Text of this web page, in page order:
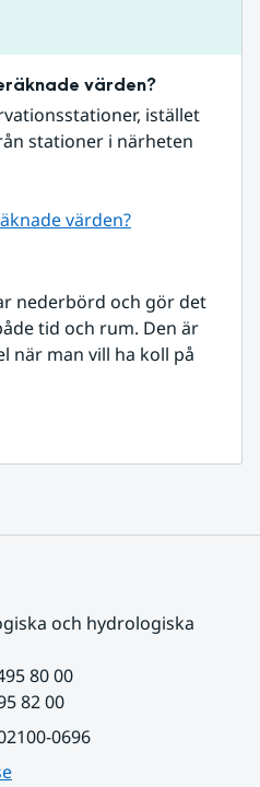
värden?
istället
stationer i närheten
värden?
nederbörd och gör det
tid och rum. Den är
när man vill ha koll på
och hydrologiska
80 00
82 00
0696